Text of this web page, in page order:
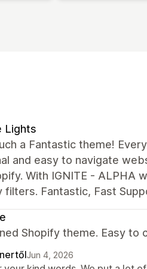
Lights
a Fantastic theme!
and easy to navigate
With IGNITE - ALPHA
filters. Fantastic, Fast
Shopify theme. Easy to
Jun 4, 2026